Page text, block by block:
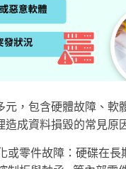
元，包含硬體故障、軟
成資料損毀的常見原
或零件故障：硬碟在長